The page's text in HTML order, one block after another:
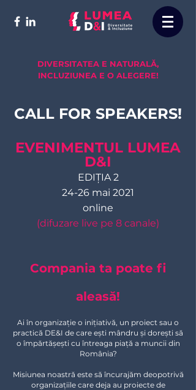
DIVERSITATEA E NATURALĂ,
INCLUZIUNEA E O ALEGERE!
CALL FOR SPEAKERS!
EVENIMENTUL LUMEA
D&I
EDIȚIA 2
24-26 mai 2021
online
(difuzare live pe 8 canale)
Compania ta poate fi
aleasă!
Ai în organizație o inițiativă, un proiect sau o
practică DE&I de care ești mândru și dorești să
o împărtășești cu întreaga piață a muncii din
România?
Misiunea noastră este să încurajăm deopotrivă
organizațiile care deja au proiecte de